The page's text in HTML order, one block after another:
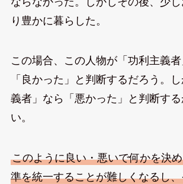
り豊かに暮らした。
この場合、この人物が「功利主義
「良かった」と判断するだろう。
義者」なら「悪かった」と判断す
い。
このように良い・悪いで何かを決
準を統一することが難しくなるし